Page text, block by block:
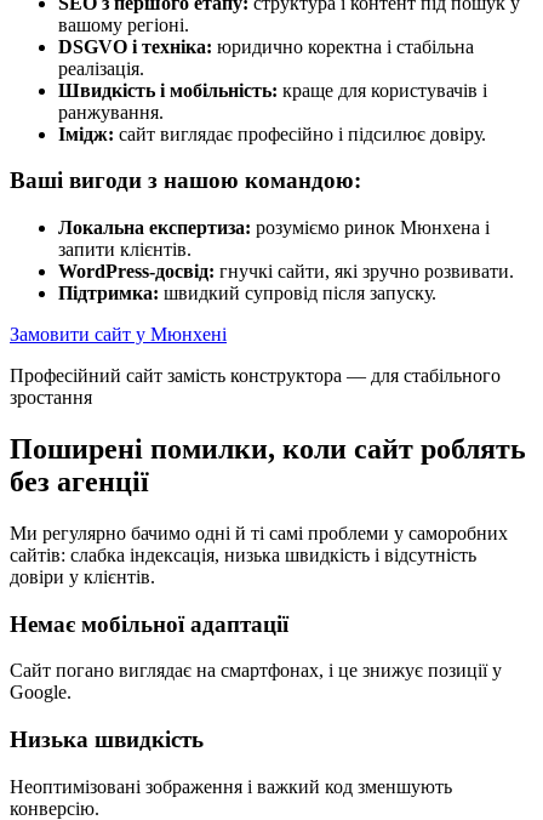
вашому регіоні.
DSGVO і техніка: юридично коректна і стабільна
реалізація.
Швидкість і мобільність: краще для користувачів і
ранжування.
Імідж: сайт виглядає професійно і підсилює довіру.
Ваші вигоди з нашою командою:
Локальна експертиза: розуміємо ринок Мюнхена і
запити клієнтів.
WordPress-досвід: гнучкі сайти, які зручно розвивати.
Підтримка: швидкий супровід після запуску.
Замовити сайт у Мюнхені
Професійний сайт замість конструктора — для стабільного
зростання
Поширені помилки, коли сайт роблять
без агенції
Ми регулярно бачимо одні й ті самі проблеми у саморобних
сайтів: слабка індексація, низька швидкість і відсутність
довіри у клієнтів.
Немає мобільної адаптації
Сайт погано виглядає на смартфонах, і це знижує позиції у
Google.
Низька швидкість
Неоптимізовані зображення і важкий код зменшують
конверсію.